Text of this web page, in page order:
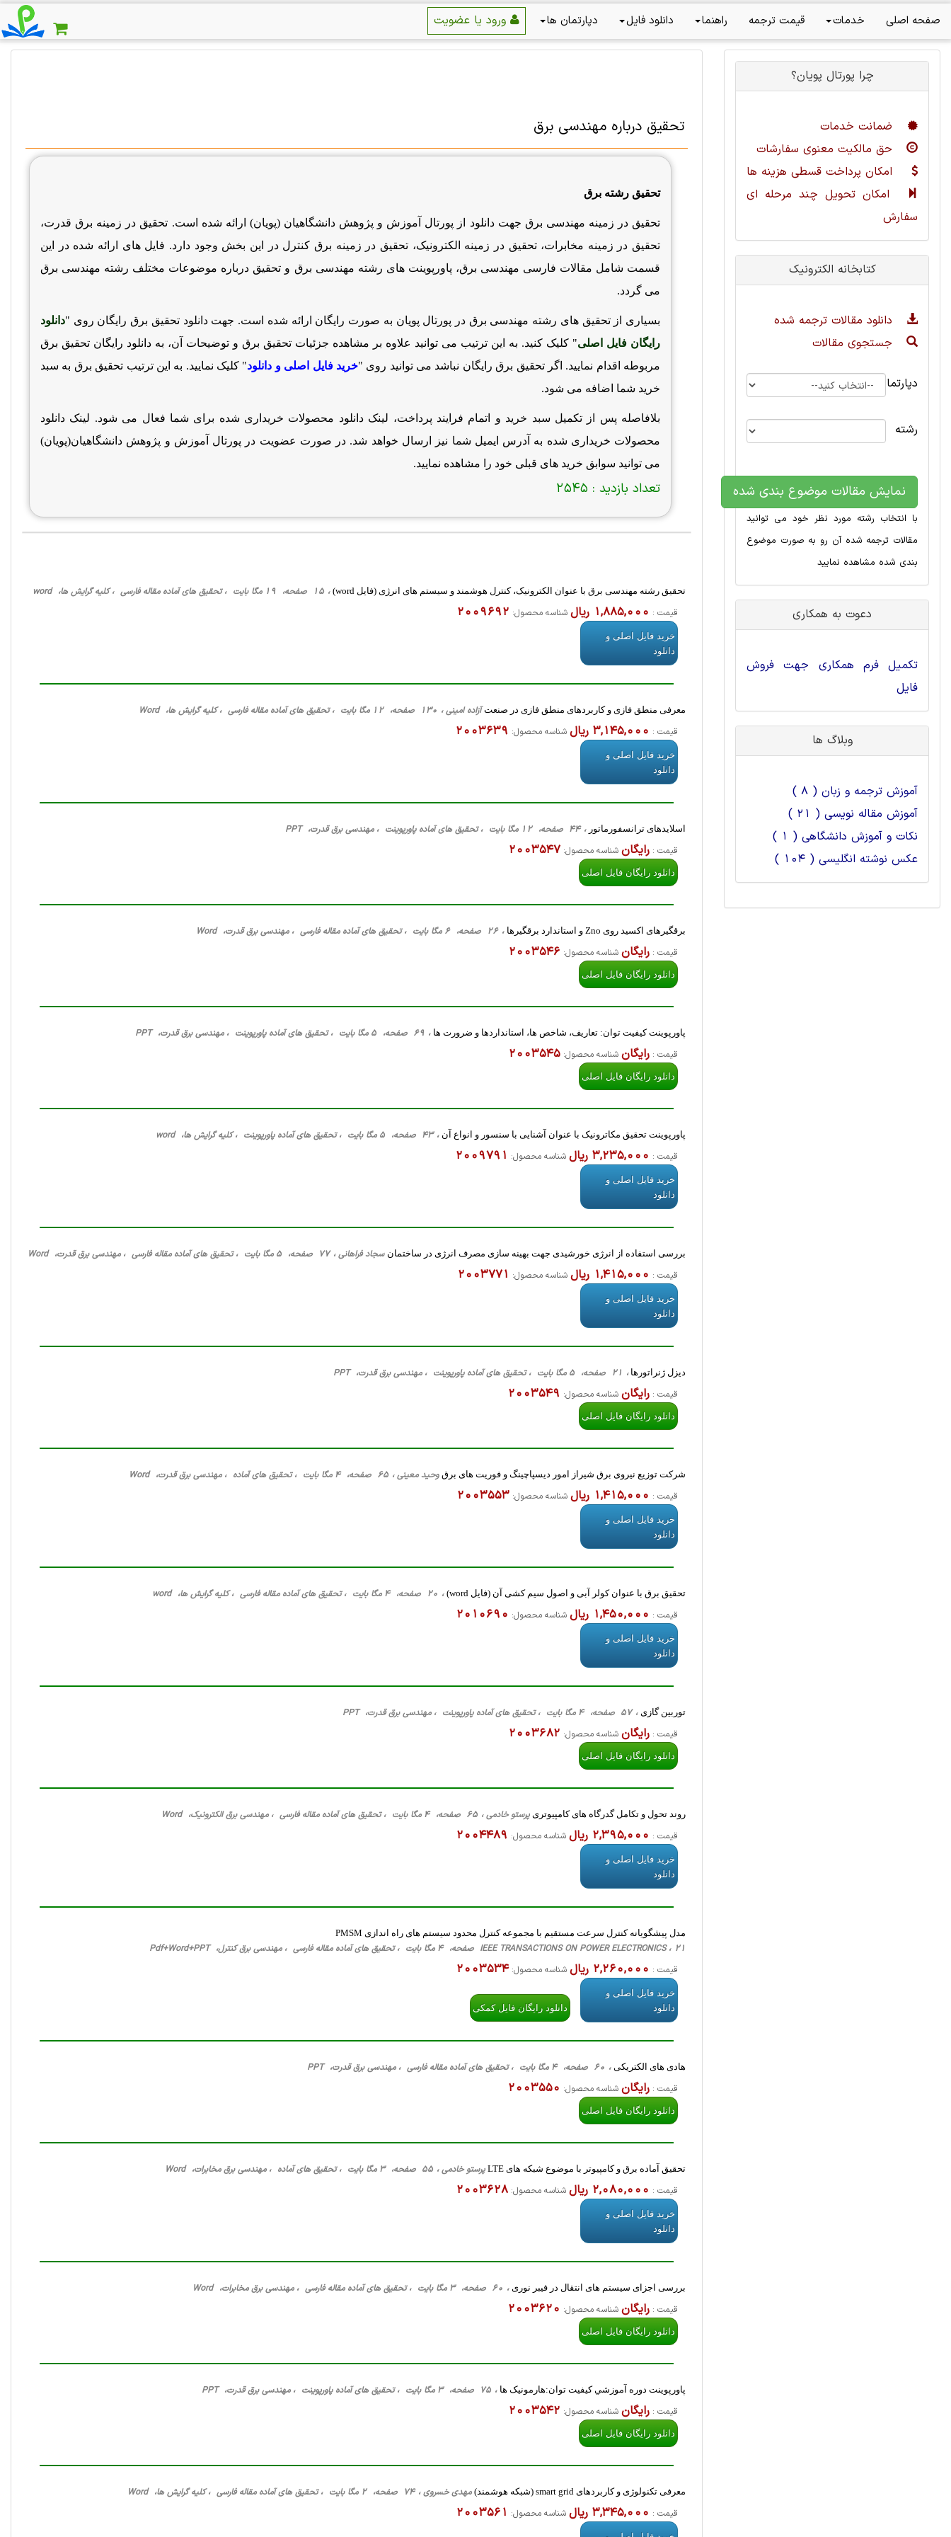
صفحه اصلی خدمات قیمت ترجمه راهنما دانلود فایل دپارتمان ها
تحقیق درباره مهندسی برق
تحقیق رشته برق
تحقیق در زمینه مهندسی برق جهت دانلود از پورتال آموزش و پژوهش دانشگاهیان (پویان) ارائه شده است. تحقیق در زمینه برق قدرت،
تحقیق در زمینه مخابرات، تحقیق در زمینه الکترونیک، تحقیق در زمینه برق کنترل در این بخش وجود دارد. فایل های ارائه شده در این
قسمت شامل مقالات فارسی مهندسی برق، پاورپوینت های رشته مهندسی برق و تحقیق درباره موضوعات مختلف رشته مهندسی برق
می گردد.
بسیاری از تحقیق های رشته مهندسی برق در پورتال پویان به صورت رایگان ارائه شده است. جهت دانلود تحقیق برق رایگان روی "دانلود
رایگان فایل اصلی" کلیک کنید. به این ترتیب می توانید علاوه بر مشاهده جزئیات تحقیق برق و توضیحات آن، به دانلود رایگان تحقیق برق
مربوطه اقدام نمایید. اگر تحقیق برق رایگان نباشد می توانید روی "خرید فایل اصلی و دانلود" کلیک نمایید. به این ترتیب تحقیق برق به سبد
خرید شما اضافه می شود.
بلافاصله پس از تکمیل سبد خرید و اتمام فرایند پرداخت، لینک دانلود محصولات خریداری شده برای شما فعال می شود. لینک دانلود
محصولات خریداری شده به آدرس ایمیل شما نیز ارسال خواهد شد. در صورت عضویت در پورتال آموزش و پژوهش دانشگاهیان(پویان)
می توانید سوابق خرید های قبلی خود را مشاهده نمایید.
تعداد بازدید : 2545
تحقیق رشته مهندسی برق با عنوان الکترونیک، کنترل هوشمند و سیستم های انرژی (فایل word)
، 15 صفحه، 19 مگا بایت ، تحقیق های آماده مقاله فارسی ، کلیه گرایش ها، word
قیمت : 1,885,000 ریال شناسه محصول: 2009692
خرید فایل اصلی و
دانلود
معرفی منطق فازی و کاربردهای منطق فازی در صنعت آزاده امینی ، 130 صفحه، 12 مگا بایت ، تحقیق های آماده مقاله فارسی ، کلیه گرایش ها، Word
قیمت : 3,145,000 ریال شناسه محصول: 2003639
خرید فایل اصلی و
دانلود
اسلایدهای ترانسفورماتور ، 44 صفحه، 12 مگا بایت ، تحقیق های آماده پاورپوینت ، مهندسی برق قدرت، PPT
قیمت : رایگانشناسه محصول: 2003547
دانلود رایگان فایل اصلی
برقگیرهای اکسید روی Zno و استاندارد برقگیرها
، 26 صفحه، 6 مگا بایت ، تحقیق های آماده مقاله فارسی ، مهندسی برق قدرت، Word
قیمت : رایگانشناسه محصول: 2003546
دانلود رایگان فایل اصلی
پاورپوینت کیفیت توان: تعاریف، شاخص ها، استانداردها و ضرورت ها ، 69 صفحه، 5 مگا بایت ، تحقیق های آماده پاورپوینت ، مهندسی برق قدرت، PPT
قیمت : رایگانشناسه محصول: 2003545
دانلود رایگان فایل اصلی
پاورپوینت تحقیق مکاترونیک با عنوان آشنایی با سنسور و انواع آن ، 43 صفحه، 5 مگا بایت ، تحقیق های آماده پاورپوینت ، کلیه گرایش ها، word
قیمت : 3,235,000 ریال شناسه محصول: 2009791
خرید فایل اصلی و
دانلود
بررسی استفاده از انرژی خورشیدی جهت بهینه سازی مصرف انرژی در ساختمان سجاد فراهانی ، 77 صفحه، 5 مگا بایت ، تحقیق های آماده مقاله فارسی ، مهندسی برق قدرت، Word
قیمت : 1,415,000 ریال شناسه محصول: 2003771
خرید فایل اصلی و
دانلود
دیزل ژنراتورها، 21 صفحه، 5 مگا بایت ، تحقیق های آماده پاورپوینت ، مهندسی برق قدرت، PPT
قیمت : رایگانشناسه محصول: 2003549
دانلود رایگان فایل اصلی
شرکت توزیع نیروی برق شیراز امور دیسپاچینگ و فوریت های برق وحید معینی ، 65 صفحه، 4 مگا بایت ، تحقیق های آماده ، مهندسی برق قدرت، Word
قیمت : 1,415,000 ریال شناسه محصول: 2003553
خرید فایل اصلی و
دانلود
تحقیق برق با عنوان کولر آبی و اصول سیم کشی آن (فایل word)
، 20 صفحه، 4 مگا بایت ، تحقیق های آماده مقاله فارسی ، کلیه گرایش ها، word
قیمت : 1,450,000 ریال شناسه محصول: 2010690
خرید فایل اصلی و
دانلود
توربین گازی ، 57 صفحه، 4 مگا بایت ، تحقیق های آماده پاورپوینت ، مهندسی برق قدرت، PPT
قیمت : رایگانشناسه محصول: 2003682
دانلود رایگان فایل اصلی
روند تحول و تکامل گدرگاه های کامپیوتری پرستو خادمی ، 65 صفحه، 4 مگا بایت ، تحقیق های آماده مقاله فارسی ، مهندسی برق الکترونیک، Word
قیمت : 2,395,000 ریال شناسه محصول: 2004489
خرید فایل اصلی و
دانلود
مدل پیشگویانه کنترل سرعت مستقیم با مجموعه کنترل محدود سیستم های راه اندازی PMSM
IEEE TRANSACTIONS ON POWER ELECTRONICS ، 21 صفحه، 4 مگا بایت ، تحقیق های آماده مقاله فارسی ، مهندسی برق کنترل، Pdf+Word+PPT
قیمت : 2,260,000 ریال شناسه محصول:2003534
خرید فایل اصلی و
دانلود
دانلود رایگان فایل کمکی
هادی های الکتریکی ، 60 صفحه، 4 مگا بایت ، تحقیق های آماده مقاله فارسی ، مهندسی برق قدرت، PPT
قیمت : رایگانشناسه محصول: 2003550
دانلود رایگان فایل اصلی
تحقیق آماده برق و کامپیوتر با موضوع شبکه های LTE
پرستو خادمی ، 55 صفحه، 3 مگا بایت ، تحقیق های آماده ، مهندسی برق مخابرات، Word
قیمت : 2,080,000 ریال شناسه محصول: 2003628
خرید فایل اصلی و
دانلود
بررسی اجزای سیستم های انتقال در فیبر نوری ، 60 صفحه، 3 مگا بایت ، تحقیق های آماده مقاله فارسی ، مهندسی برق مخابرات، Word
قیمت : رایگانشناسه محصول: 2003620
دانلود رایگان فایل اصلی
پاورپوینت دوره آموزشي كيفيت توان:هارمونیک ها ، 75 صفحه، 3 مگا بایت ، تحقیق های آماده پاورپوینت ، مهندسی برق قدرت، PPT
قیمت : رایگانشناسه محصول: 2003542
دانلود رایگان فایل اصلی
معرفی تکنولوژی و کاربردهای smart grid (شبکه هوشمند)
مهدی خسروی ، 74 صفحه، 2 مگا بایت ، تحقیق های آماده مقاله فارسی ، کلیه گرایش ها، Word
قیمت : 3,345,000 ریال شناسه محصول: 2003561
چرا پورتال پویان؟
ضمانت خدمات
حق مالکیت معنوی سفارشات
امکان پرداخت قسطی هزینه ها
امکان تحویل چند مرحله ای
سفارش
کتابخانه الکترونیک
دانلود مقالات ترجمه شده
جستجوی مقالات
دپارتمان
رشته
نمایش مقالات موضوع بندی شده
با انتخاب رشته مورد نظر خود می توانید
مقالات ترجمه شده آن رو به صورت موضوع
بندی شده مشاهده نمایید
دعوت به همکاری
تکمیل فرم همکاری جهت فروش
فایل
وبلاگ ها
آموزش ترجمه و زبان ( 8 )
آموزش مقاله نویسی ( 21 )
نکات و آموزش دانشگاهی ( 1 )
عکس نوشته انگلیسی ( 104 )